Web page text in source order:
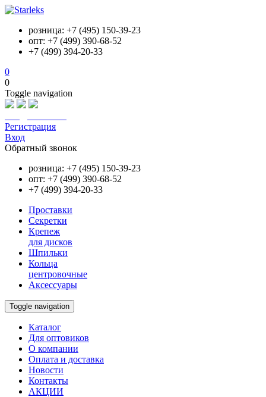
розница: +7 (495) 150-39-23
опт: +7 (499) 390-68-52
+7 (499) 394-20-33
0
0
Toggle navigation
Регистрация
Вход
Обратный звонок
розница: +7 (495) 150-39-23
опт: +7 (499) 390-68-52
+7 (499) 394-20-33
Проставки
Секретки
Крепеж
для дисков
Шпильки
Кольца
центровочные
Аксессуары
Toggle navigation
Каталог
Для оптовиков
О компании
Оплата и доставка
Новости
Контакты
АКЦИИ